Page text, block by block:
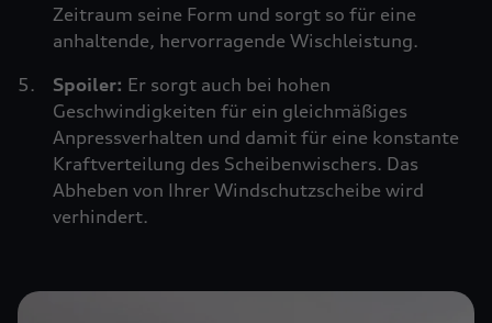
Zeitraum seine Form und sorgt so für eine
anhaltende, hervorragende Wischleistung.
Spoiler: Er sorgt auch bei hohen
Geschwindigkeiten für ein gleichmäßiges
Anpressverhalten und damit für eine konstante
Kraftverteilung des Scheibenwischers. Das
Abheben von Ihrer Windschutzscheibe wird
verhindert.